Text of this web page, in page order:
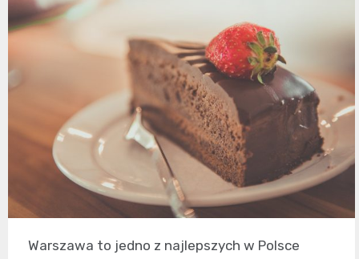
Warszawa to jedno z najlepszych w Polsce